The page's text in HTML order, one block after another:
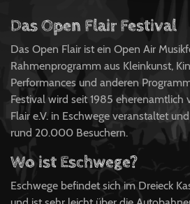
Das Open Flair Festival
Das Open Flair ist ein Open Air
Rahmenprogramm aus Kleinkunst,
Performances und anderen
Festival wird seit 1985 eherenamtlich
Flair e.V. in Eschwege veranstaltet
rund 20.000 Besuchern.
Wo ist Eschwege?
Eschwege befindet sich im Dreieck